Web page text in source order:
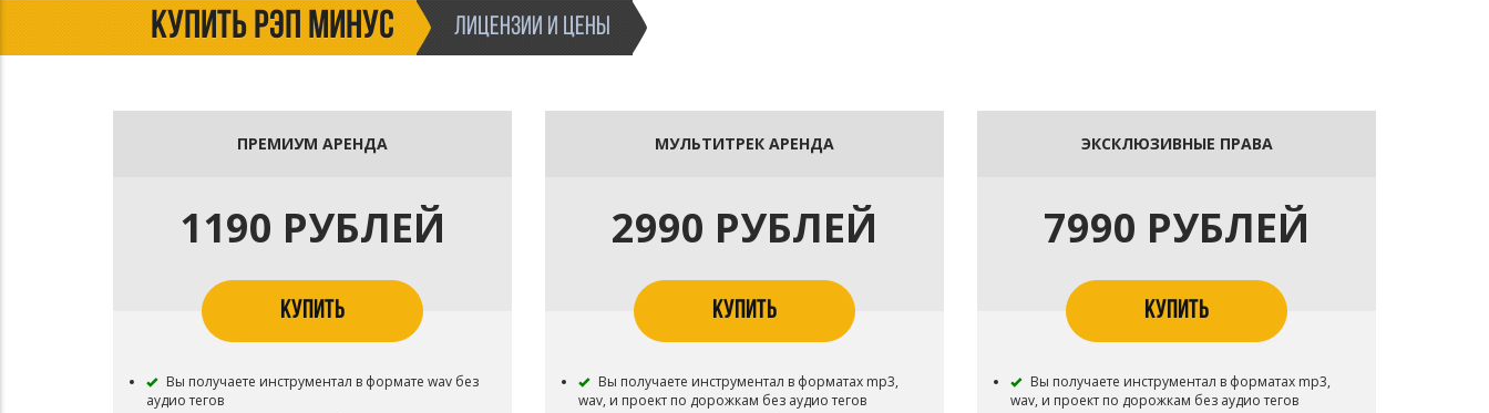
КУПИТЬ РЭП МИНУС ЛИЦЕНЗИИ И ЦЕНЫ
ПРЕМИУМ АРЕНДА
1190 РУБЛЕЙ
КУПИТЬ
Вы получаете инструментал в формате wav без
аудио тегов
МУЛЬТИТРЕК АРЕНДА
2990 РУБЛЕЙ
КУПИТЬ
Вы получаете инструментал в форматах mp3,
wav, и проект по дорожкам без аудио тегов
ЭКСКЛЮЗИВНЫЕ ПРАВА
7990 РУБЛЕЙ
КУПИТЬ
Вы получаете инструментал в форматах mp3,
wav, и проект по дорожкам без аудио тегов